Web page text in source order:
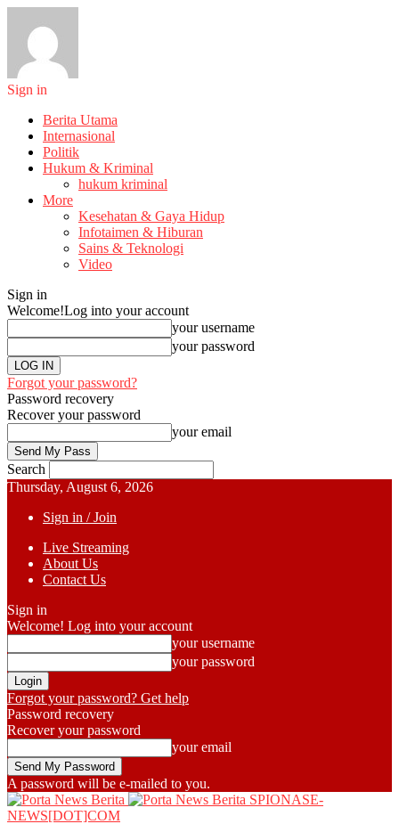
Sign in
Berita Utama
Internasional
Politik
Hukum & Kriminal
hukum kriminal
More
Kesehatan & Gaya Hidup
Infotaimen & Hiburan
Sains & Teknologi
Video
Sign in
Welcome!Log into your account
your username
your password
Forgot your password?
Password recovery
Recover your password
your email
Search
Thursday, August 6, 2026
Sign in / Join
Live Streaming
About Us
Contact Us
Sign in
Welcome! Log into your account
your username
your password
Forgot your password? Get help
Password recovery
Recover your password
your email
A password will be e-mailed to you.
SPIONASE-
NEWS[DOT]COM